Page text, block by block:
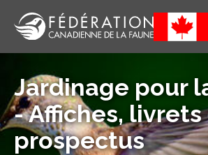
Jardinage pour
- Affiches,
prospectus